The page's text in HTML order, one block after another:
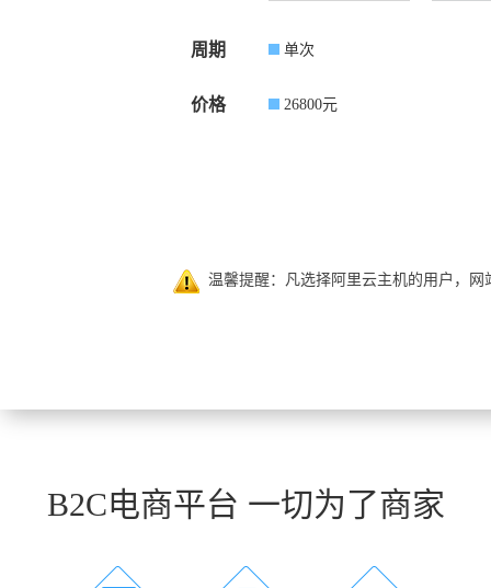
周期 单次
价格 26800元
温馨提醒：凡选择阿里云主机的用户，
B2C电商平台 一切为了商家